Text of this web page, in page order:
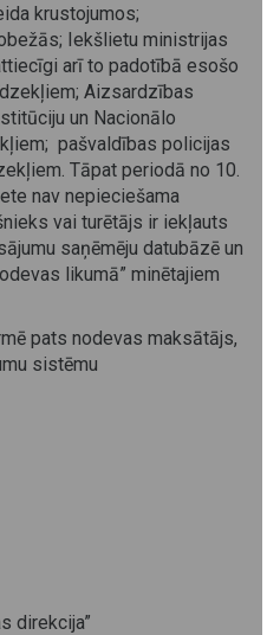
krustojumos;
Iekšlietu ministrijas
arī to padotībā esošo
Aizsardzības
un Nacionālo
pašvaldības policijas
Tāpat periodā no 10.
nav nepieciešama
vai turētājs ir iekļauts
saņēmēju datubāzē un
likumā” minētajiem
pats nodevas maksātājs,
sistēmu
direkcija”